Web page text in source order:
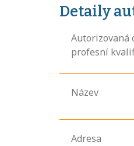
Detaily
Autorizovaná
profesní
Název
Adresa